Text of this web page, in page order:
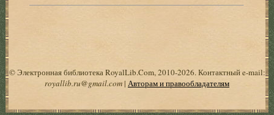
© Электронная библиотека RoyalLib.Com, 2010-2026. Контактный e-mail:
royallib.ru@gmail.com| Авторам и правообладателям